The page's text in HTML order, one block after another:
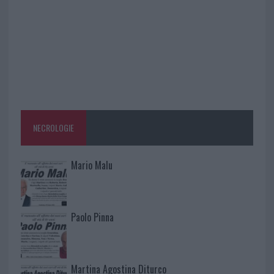
NECROLOGIE
Mario Malu
Paolo Pinna
Martina Agostina Diturco